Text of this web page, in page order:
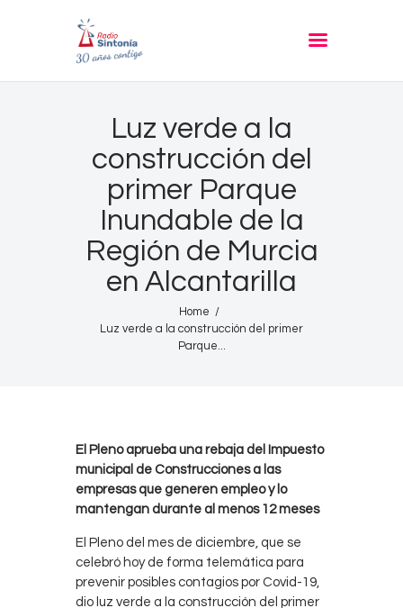
Luz verde a la
construcción del
primer Parque
Inundable de la
Región de Murcia
en Alcantarilla
Home
Luz verde a la construcción del primer
Parque...
RADIO SINTONIA
Inicio
Informativos
Entrevistas
Noticias
Podcast
PROGRAMACIÓN
Contacto
El Pleno aprueba una rebaja del Impuesto
municipal de Construcciones a las
empresas que generen empleo y lo
mantengan durante al menos 12 meses
El Pleno del mes de diciembre, que se
celebró hoy de forma telemática para
prevenir posibles contagios por Covid-19,
dio luz verde a la construcción del primer